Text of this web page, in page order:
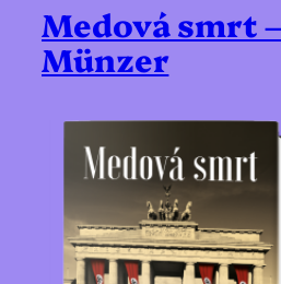
Medová smrt
Münzer